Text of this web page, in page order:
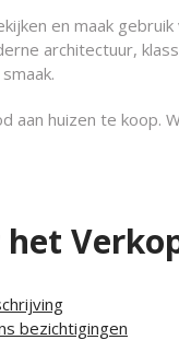
en maak
architectuur,
aan huizen te koop.
bezichtigingen